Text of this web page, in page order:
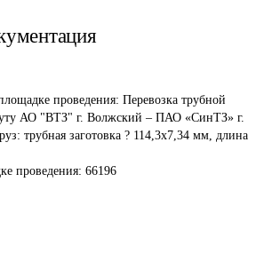
проведения: Перевозка трубной
АО "ВТЗ" г. Волжский – ПАО «СинТЗ» г.
трубная заготовка ? 114,3х7,34 мм, длина
проведения: 66196